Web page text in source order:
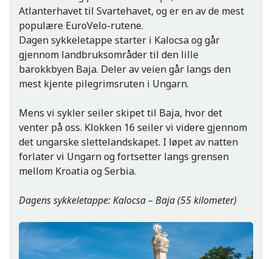
Atlanterhavet til Svartehavet, og er en av de mest
populære EuroVelo-rutene.
Dagen sykkeletappe starter i Kalocsa og går
gjennom landbruksområder til den lille
barokkbyen Baja. Deler av veien går langs den
mest kjente pilegrimsruten i Ungarn.
Mens vi sykler seiler skipet til Baja, hvor det
venter på oss. Klokken 16 seiler vi videre gjennom
det ungarske slettelandskapet. I løpet av natten
forlater vi Ungarn og fortsetter langs grensen
mellom Kroatia og Serbia.
Dagens sykkeletappe: Kalocsa – Baja (55 kilometer)